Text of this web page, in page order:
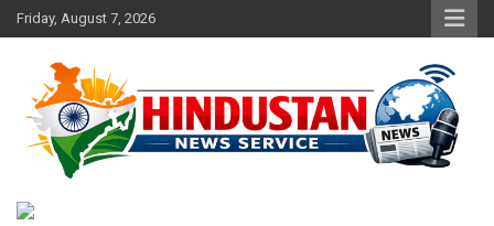
Skip
to
Friday, August 7, 2026
Hindustan News Service